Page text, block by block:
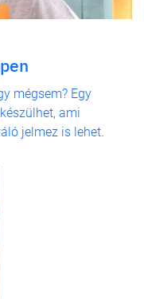
mégsem? Egy
ami
jelmez is lehet.